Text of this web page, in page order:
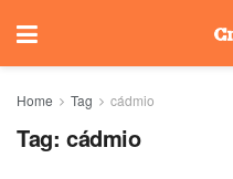
Home Tag cádmio
Tag: cádmio